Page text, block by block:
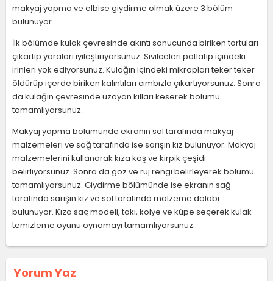
makyaj yapma ve elbise giydirme olmak üzere 3 bölüm
bulunuyor.
İlk bölümde kulak çevresinde akıntı sonucunda biriken tortuları
çıkartıp yaraları iyileştiriyorsunuz. Sivilceleri patlatıp içindeki
irinleri yok ediyorsunuz. Kulağın içindeki mikropları teker teker
öldürüp içerde biriken kalıntıları cımbızla çıkartıyorsunuz. Sonra
da kulağın çevresinde uzayan kılları keserek bölümü
tamamlıyorsunuz.
Makyaj yapma bölümünde ekranın sol tarafında makyaj
malzemeleri ve sağ tarafında ise sarışın kız bulunuyor. Makyaj
malzemelerini kullanarak kıza kaş ve kirpik çeşidi
belirliyorsunuz. Sonra da göz ve ruj rengi belirleyerek bölümü
tamamlıyorsunuz. Giydirme bölümünde ise ekranın sağ
tarafında sarışın kız ve sol tarafında malzeme dolabı
bulunuyor. Kıza saç modeli, takı, kolye ve küpe seçerek kulak
temizleme oyunu oynamayı tamamlıyorsunuz.
Yorum Yaz